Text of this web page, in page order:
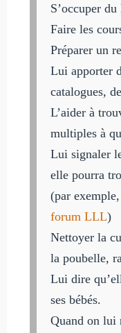
S’occuper
Faire les
Préparer un
Lui apporter
catalogues,
L’aider à
multiples à
Lui signaler
elle pourra
(par
forum LLL)
Nettoyer la
la poubelle,
Lui dire
ses bébés.
Quand on lui